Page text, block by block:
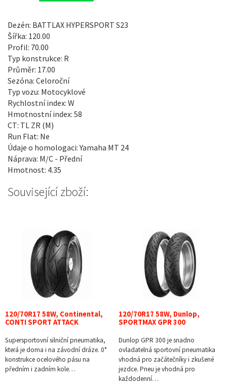
Dezén: BATTLAX HYPERSPORT S23
Šířka: 120.00
Profil: 70.00
Typ konstrukce: R
Průměr: 17.00
Sezóna: Celoroční
Typ vozu: Motocyklové
Rychlostní index: W
Hmotnostní index: 58
CT: TL ZR (M)
Run Flat: Ne
Údaje o homologaci: Yamaha MT 24
Náprava: M/C - Přední
Hmotnost: 4.35
Související zboží:
120/70R17 58W, Continental,
CONTI SPORT ATTACK
Supersportovní silniční pneumatika,
která je doma i na závodní dráze. 0°
konstrukce ocelového pásu na
předním i zadním kole…
120/70R17 58W, Dunlop,
SPORTMAX GPR 300
Dunlop GPR 300 je snadno
ovladatelná sportovní pneumatika
vhodná pro začátečníky i zkušené
jezdce. Pneu je vhodná pro
každodenní…